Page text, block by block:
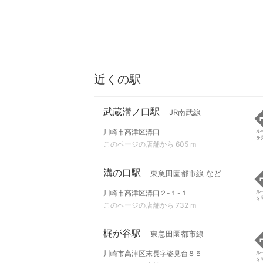
近くの駅
武蔵溝ノ口駅 JR南武線
川崎市高津区溝口
このページの店舗から 605 m
ル
を
溝の口駅 東急田園都市線 など
川崎市高津区溝口２-１-１
このページの店舗から 732 m
ル
を
梶が谷駅 東急田園都市線
川崎市高津区末長字姿見台８５
ル
を